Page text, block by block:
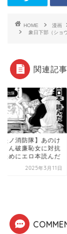
HOME 漫画
象日下部（ショ
関連記事
消防隊
炎ノ消防隊】あのけ
らん破廉恥女に対抗
ためにエロ本読んだ
2025年3月11日